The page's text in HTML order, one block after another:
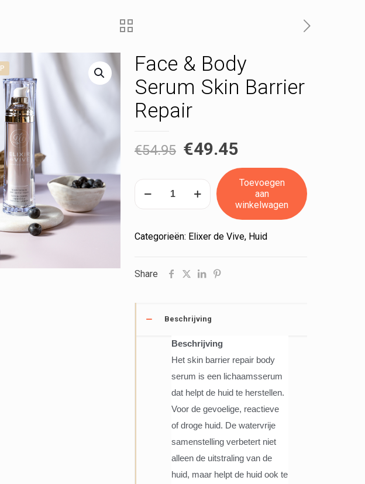
Face & Body
Serum Skin Barrier
Repair
€54.95 €49.45
Face
Serum
Barrier
aantal
Toevoegen
aan
winkelwagen
Categorieën: Elixer de Vive, Huid
Share
Beschrijving
Beschrijving
Het skin barrier repair body
serum is een lichaamsserum
dat helpt de huid te herstellen.
Voor de gevoelige, reactieve
of droge huid. De watervrije
samenstelling verbetert niet
alleen de uitstraling van de
huid, maar helpt de huid ook te